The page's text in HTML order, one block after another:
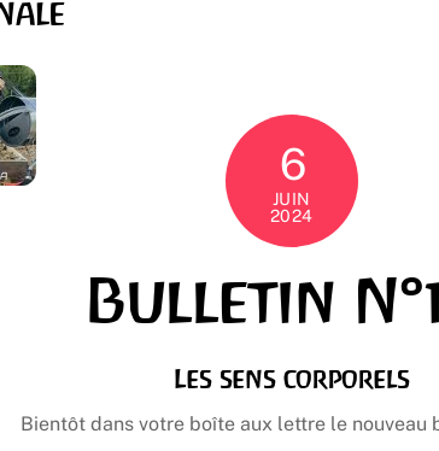
6
JUIN
2024
Bulletin
Les sens corporels
Bientôt dans votre boîte aux lettre le nouveau